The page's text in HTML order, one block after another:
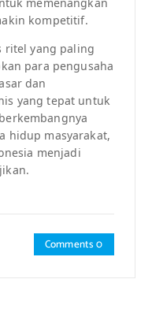
kompetitif.
ritel yang paling
para pengusaha
dan
yang tepat untuk
hidup masyarakat,
menjadi
Comments 0